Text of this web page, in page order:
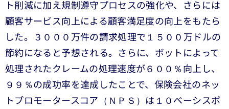
ト削減に加え規制遵守プロセスの強化や、さらには
顧客サービス向上による顧客満足度の向上をもたら
した。３０００万件の請求処理で１５００万ドルの
節約になると予想される。さらに、ボットによって
処理されたクレームの処理速度が６００％向上し、
９９％の成功率を達成したことで、保険会社のネッ
トプロモータースコア（ＮＰＳ）は１０ベーシスポ